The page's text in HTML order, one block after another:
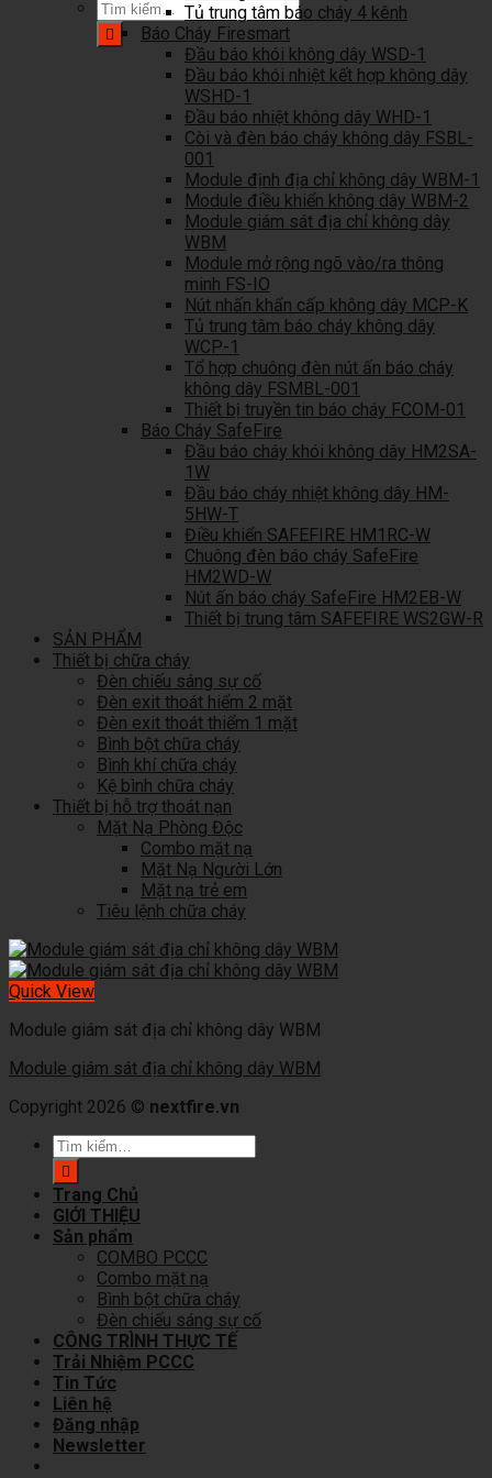
Tìm
kiếm:
Tủ trung tâm báo cháy 4 kênh
Báo Cháy Firesmart
Đầu báo khói không dây WSD-1
Đầu báo khói nhiệt kết hợp không dây
WSHD-1
Đầu báo nhiệt không dây WHD-1
Còi và đèn báo cháy không dây FSBL-
001
Module định địa chỉ không dây WBM-1
Module điều khiển không dây WBM-2
Module giám sát địa chỉ không dây
WBM
Module mở rộng ngõ vào/ra thông
minh FS-IO
Nút nhấn khẩn cấp không dây MCP-K
Tủ trung tâm báo cháy không dây
WCP-1
Tổ hợp chuông đèn nút ấn báo cháy
không dây FSMBL-001
Thiết bị truyền tin báo cháy FCOM-01
Báo Cháy SafeFire
Đầu báo cháy khói không dây HM2SA-
1W
Đầu báo cháy nhiệt không dây HM-
5HW-T
Điều khiển SAFEFIRE HM1RC-W
Chuông đèn báo cháy SafeFire
HM2WD-W
Nút ấn báo cháy SafeFire HM2EB-W
Thiết bị trung tâm SAFEFIRE WS2GW-R
SẢN PHẨM
Thiết bị chữa cháy
Đèn chiếu sáng sự cố
Đèn exit thoát hiểm 2 mặt
Đèn exit thoát thiểm 1 mặt
Bình bột chữa cháy
Bình khí chữa cháy
Kệ bình chữa cháy
Thiết bị hỗ trợ thoát nạn
Mặt Nạ Phòng Độc
Combo mặt nạ
Mặt Nạ Người Lớn
Mặt nạ trẻ em
Tiêu lệnh chữa cháy
Quick View
Module giám sát địa chỉ không dây WBM
Module giám sát địa chỉ không dây WBM
Copyright 2026 © nextfire.vn
Tìm
kiếm:
Trang Chủ
GIỚI THIỆU
Sản phẩm
COMBO PCCC
Combo mặt nạ
Bình bột chữa cháy
Đèn chiếu sáng sự cố
CÔNG TRÌNH THỰC TẾ
Trải Nhiệm PCCC
Tin Tức
Liên hệ
Đăng nhập
Newsletter